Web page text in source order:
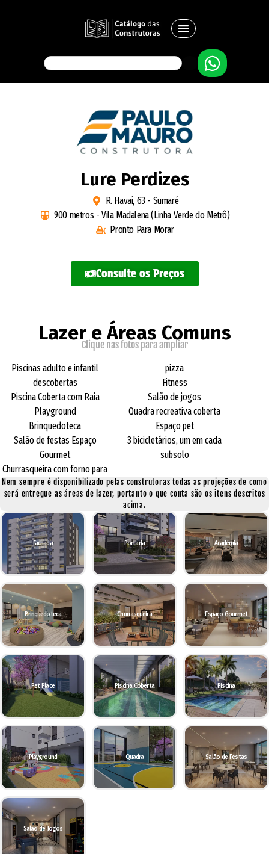
Lure Perdizes
R. Havaí, 63 - Sumaré
900 metros - Vila Madalena (Linha Verde do Metrô)
Pronto Para Morar
Consulte os Preços
Lazer e Áreas Comuns
Clique nas fotos para ampliar
Piscinas adulto e infantil
descobertas
Piscina Coberta com Raia
Playground
Brinquedoteca
Salão de festas Espaço
Gourmet
Churrasqueira com forno para
pizza
Fitness
Salão de jogos
Quadra recreativa coberta
Espaço pet
3 bicicletários, um em cada
subsolo
Nem sempre é disponibilizado pelas construtoras todas as projeções de como
será entregue as áreas de lazer, portanto o que conta são os itens descritos
acima.
Fachada Portaria Academia
Brinquedoteca Churrasqueira Espaço Gourmet
Pet Place Piscina Coberta Piscina
Playground Quadra Salão de Festas
Salão de Jogos